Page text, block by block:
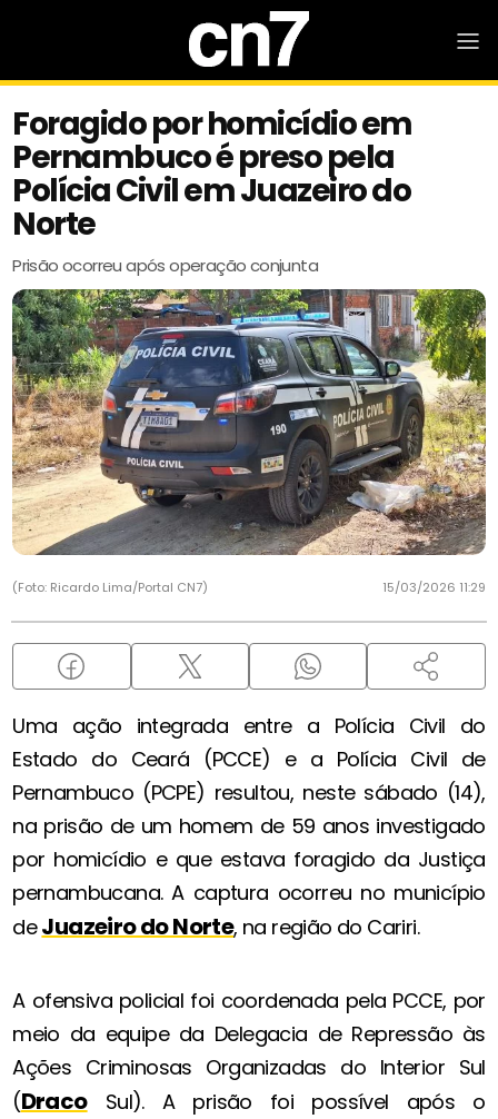
Foragido por homicídio em
Pernambuco é preso pela
Polícia Civil em Juazeiro do
Norte
Prisão ocorreu após operação conjunta
(Foto: Ricardo Lima/Portal CN7) 15/03/2026 11:29
Uma ação integrada entre a Polícia Civil do
Estado do Ceará (PCCE) e a Polícia Civil de
Pernambuco (PCPE) resultou, neste sábado (14),
na prisão de um homem de 59 anos investigado
por homicídio e que estava foragido da Justiça
pernambucana. A captura ocorreu no município
deJuazeiro do Norte, na região do Cariri.
A ofensiva policial foi coordenada pela PCCE, por
meio da equipe da Delegacia de Repressão às
Ações Criminosas Organizadas do Interior Sul
(DracoSul). A prisão foi possível após o